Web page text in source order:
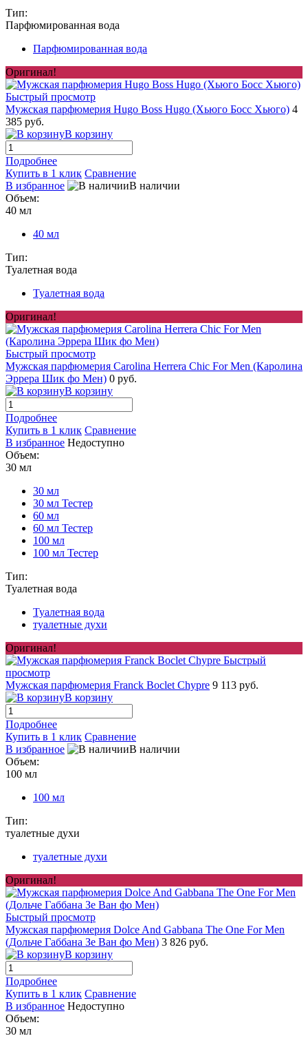
Тип:
Парфюмированная вода
Парфюмированная вода
Оригинал!
Быстрый просмотр
Мужская парфюмерия Hugo Boss Hugo (Хьюго Босс Хьюго) 4
385 руб.
В корзину
Подробнее
Купить в 1 клик Сравнение
В избранное
В наличии
Объем:
40 мл
40 мл
Тип:
Туалетная вода
Туалетная вода
Оригинал!
Быстрый просмотр
Мужская парфюмерия Carolina Herrera Chic For Men (Каролина
Эррера Шик фо Мен) 0 руб.
В корзину
Подробнее
Купить в 1 клик Сравнение
В избранное Недоступно
Объем:
30 мл
30 мл
30 мл Тестер
60 мл
60 мл Тестер
100 мл
100 мл Тестер
Тип:
Туалетная вода
Туалетная вода
туалетные духи
Оригинал!
Быстрый
просмотр
Мужская парфюмерия Franck Boclet Chypre 9 113 руб.
В корзину
Подробнее
Купить в 1 клик Сравнение
В избранное
В наличии
Объем:
100 мл
100 мл
Тип:
туалетные духи
туалетные духи
Оригинал!
Быстрый просмотр
Мужская парфюмерия Dolce And Gabbana The One For Men
(Дольче Габбана Зе Ван фо Мен) 3 826 руб.
В корзину
Подробнее
Купить в 1 клик Сравнение
В избранное Недоступно
Объем:
30 мл